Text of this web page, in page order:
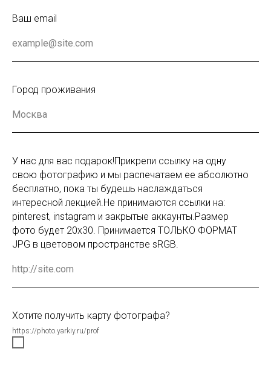
Ваш email
Город проживания
У нас для вас подарок!Прикрепи ссылку на одну
свою фотографию и мы распечатаем ее абсолютно
бесплатно, пока ты будешь наслаждаться
интересной лекцией.Не принимаются ссылки на:
pinterest, instagram и закрытые аккаунты.Размер
фото будет 20х30. Принимается ТОЛЬКО ФОРМАТ
JPG в цветовом пространстве sRGB.
Хотите получить карту фотографа?
https://photo.yarkiy.ru/prof